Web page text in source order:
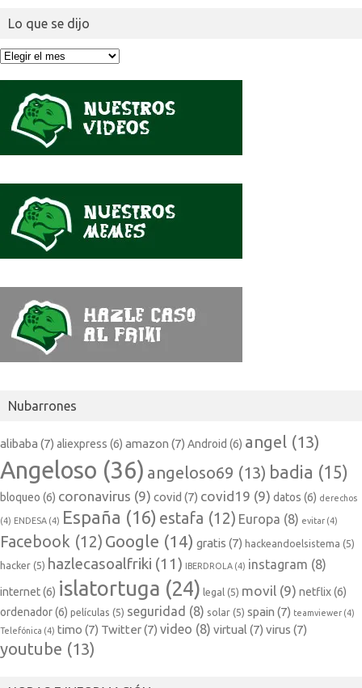
Lo que se dijo
Lo
Nubarrones
alibaba (7) aliexpress (6) amazon (7) Android (6) angel (13)
Angeloso (36) angeloso69 (13) badia (15)
bloqueo (6) coronavirus (9) covid (7) covid19 (9) datos (6) derechos
(4) ENDESA (4) España (16) estafa (12) Europa (8) evitar (4)
Facebook (12) Google (14) gratis (7) hackeandoelsistema (5)
hacker (5) hazlecasoalfriki (11) IBERDROLA (4) instagram (8)
internet(6) islatortuga (24) legal (5) movil (9) netflix(6)
ordenador(6) películas (5) seguridad (8) solar (5) spain (7) teamviewer (4)
Telefónica (4) timo (7) Twitter(7) video (8) virtual (7) virus (7)
youtube (13)